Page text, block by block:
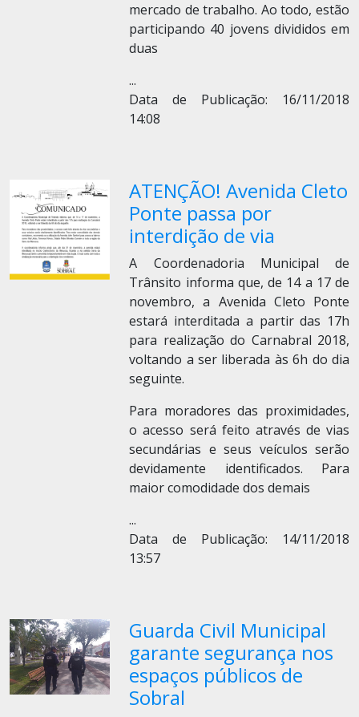
mercado de trabalho. Ao todo, estão
participando 40 jovens divididos em
duas
...
Data de Publicação: 16/11/2018
14:08
ATENÇÃO! Avenida Cleto
Ponte passa por
interdição de via
A Coordenadoria Municipal de
Trânsito informa que, de 14 a 17 de
novembro, a Avenida Cleto Ponte
estará interditada a partir das 17h
para realização do Carnabral 2018,
voltando a ser liberada às 6h do dia
seguinte.
Para moradores das proximidades,
o acesso será feito através de vias
secundárias e seus veículos serão
devidamente identificados. Para
maior comodidade dos demais
...
Data de Publicação: 14/11/2018
13:57
Guarda Civil Municipal
garante segurança nos
espaços públicos de
Sobral